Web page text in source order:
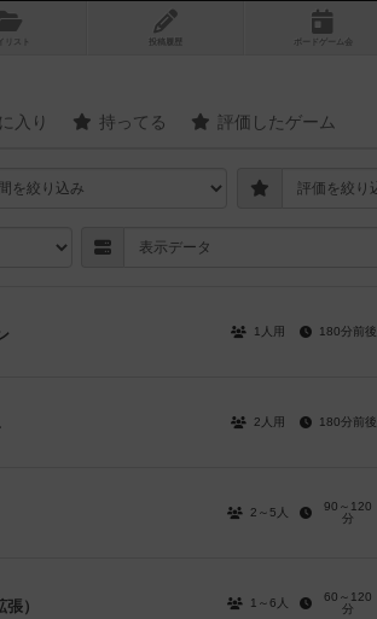
リスト 投稿履歴 ボ ドゲ ーム
入り 持ってる 評価したゲーム
1人用 180分前後
2人用 180分前後
2～5人
90～120
分
） 1～6人
60～120
分